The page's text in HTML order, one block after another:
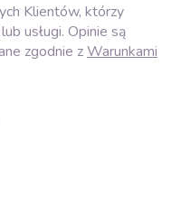
Klientów, którzy
usługi. Opinie są
zgodnie zWarunkami